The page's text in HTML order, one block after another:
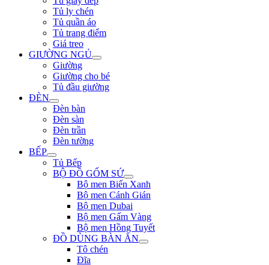
Tủ ly chén
Tủ quần áo
Tủ trang điểm
Giá treo
GIƯỜNG NGỦ
Giường
Giường cho bé
Tủ đầu giường
ĐÈN
Đèn bàn
Đèn sàn
Đèn trần
Đèn tường
BẾP
Tủ Bếp
BỘ ĐỒ GỐM SỨ
Bộ men Biển Xanh
Bộ men Cánh Gián
Bộ men Dubai
Bộ men Gấm Vàng
Bộ men Hồng Tuyết
ĐỒ DÙNG BÀN ĂN
Tô chén
Đĩa